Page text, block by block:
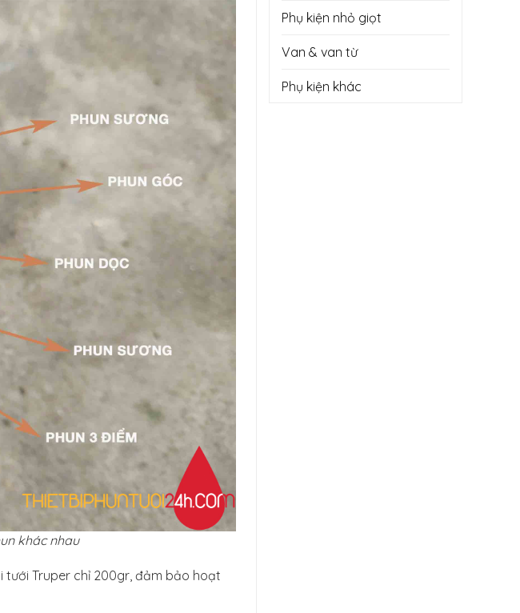
khác nhau
tưới Truper chỉ 200gr, đảm bảo hoạt
Phụ kiện nhỏ giọt
Van & van từ
Phụ kiện khác